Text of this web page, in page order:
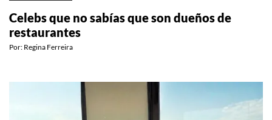
Celebs que no sabías que son dueños de
restaurantes
Por: Regina Ferreira